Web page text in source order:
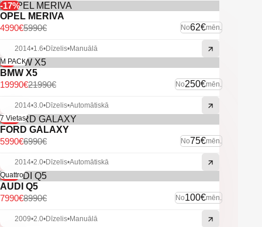
-U.C. ekstras.
-17%
OPEL MERIVA
No62€mēn.
5990€
4990€
2014•1.6•Dīzelis•Manuālā
-9%
M PACK
BMW X5
No250€mēn.
21990€
19990€
2014•3.0•Dīzelis•Automātiskā
-14%
7 Vietas
FORD GALAXY
No75€mēn.
6990€
5990€
2014•2.0•Dīzelis•Automātiskā
-11%
Quattro
AUDI Q5
No100€mēn.
8990€
7990€
2009•2.0•Dīzelis•Manuālā